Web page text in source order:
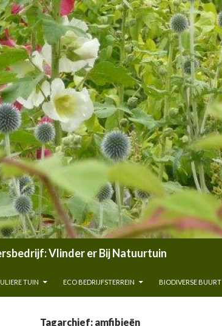
Vlinder er Bij Natuurtuin
TUIN ECO BEDRIJFSTERREIN BIODIVERSE BUURT
Tagarchief: amfibieën